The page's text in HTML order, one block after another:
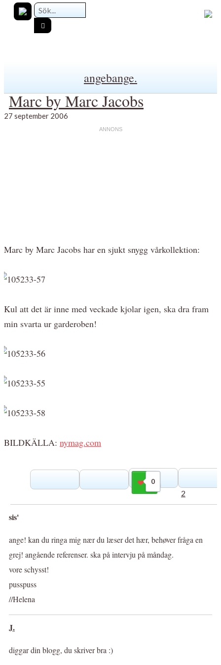
angebange.
Marc by Marc Jacobs
27 september 2006
Marc by Marc Jacobs har en sjukt snygg vårkollektion:
Kul att det är inne med veckade kjolar igen, ska dra fram
min svarta ur garderoben!
BILDKÄLLA: nymag.com
0
Gilla
2
sis'
ange! kan du ringa mig nær du læser det hær, behøver fråga en
grej! angående referenser. ska på intervju på måndag.
vore schysst!
pusspuss
//Helena
J.
diggar din blogg, du skriver bra :)